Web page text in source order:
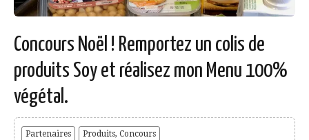
Concours Noël ! Remportez un colis de
produits Soy et réalisez mon Menu 100%
végétal.
Partenaires
Produits, Concours